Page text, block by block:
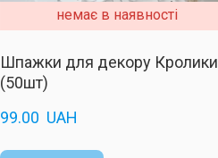
немає в наявності
Шпажки для декору Кролики
(50шт)
99.00  UAH